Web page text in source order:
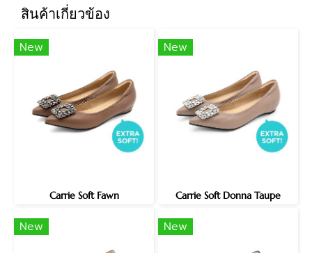
สินค้าเกี่ยวข้อง
New
Carrie Soft Fawn
New
Carrie Soft Donna Taupe
New New